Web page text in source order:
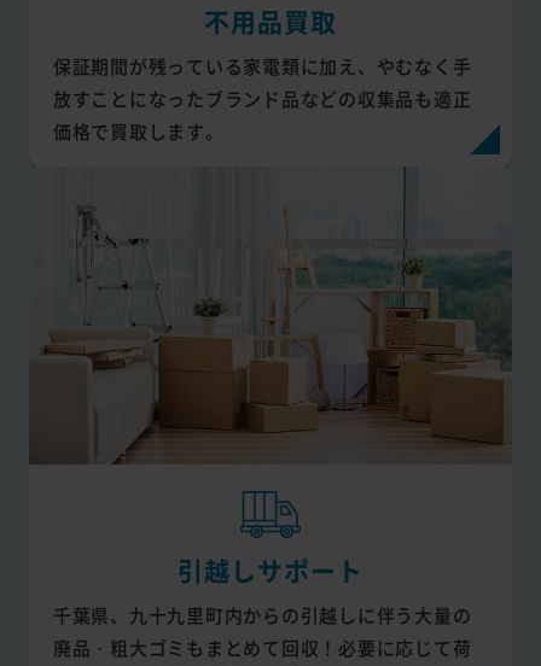
不用品買取
保証期間が残っている家電類に加え、やむなく手
放すことになったブランド品などの収集品も適正
価格で買取します。
引越しサポート
千葉県、九十九里町内からの引越しに伴う大量の
廃品・粗大ゴミもまとめて回収！必要に応じて荷